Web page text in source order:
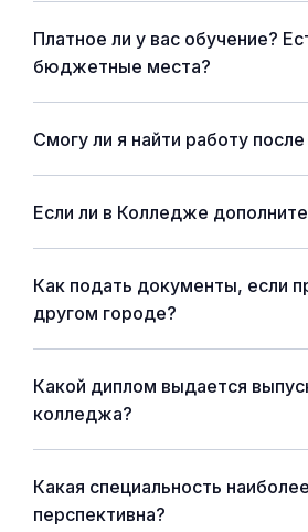
Платное ли у вас обучение?
бюджетные места?
Смогу ли я найти работу
Если ли в Колледже
Как подать документы, если
другом городе?
Какой диплом выдается
колледжа?
Какая специальность наиболее
перспективна?